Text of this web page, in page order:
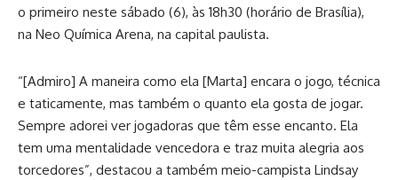
o primeiro neste sábado (6), às 18h30 (horário de Brasília),
na Neo Química Arena, na capital paulista.
“[Admiro] A maneira como ela [Marta] encara o jogo, técnica
e taticamente, mas também o quanto ela gosta de jogar.
Sempre adorei ver jogadoras que têm esse encanto. Ela
tem uma mentalidade vencedora e traz muita alegria aos
torcedores”, destacou a também meio-campista Lindsay